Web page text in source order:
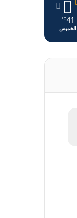
41
℃
الخميس